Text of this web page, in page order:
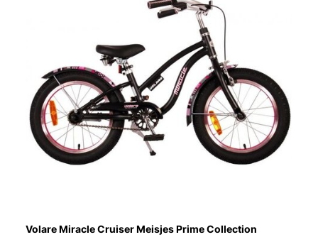
Volare Miracle Cruiser Meisjes Prime Collection